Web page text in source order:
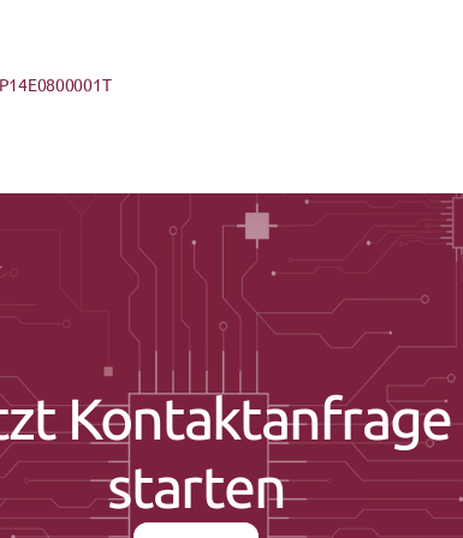
Kontaktanfrage
starten